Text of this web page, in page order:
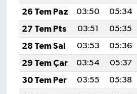
26 Tem Paz
03:50 05:34
27 Tem Pts
03:51 05:35
28 Tem Sal
03:53 05:36
29 Tem Çar
03:54 05:37
30 Tem Per
03:55 05:38